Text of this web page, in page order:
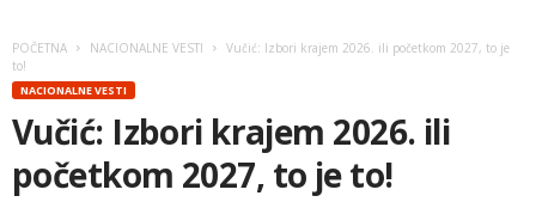
POČETNA NACIONALNE VESTI
Vučić: Izbori krajem 2026. ili početkom 2027, to je
to!
NACIONALNE VESTI
Vučić: Izbori krajem 2026. ili
početkom 2027, to je to!